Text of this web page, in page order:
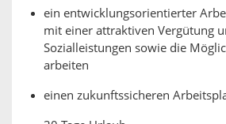
ein entwicklungsorientierter
mit einer attraktiven Vergütung
Sozialleistungen sowie die
arbeiten
einen zukunftssicheren